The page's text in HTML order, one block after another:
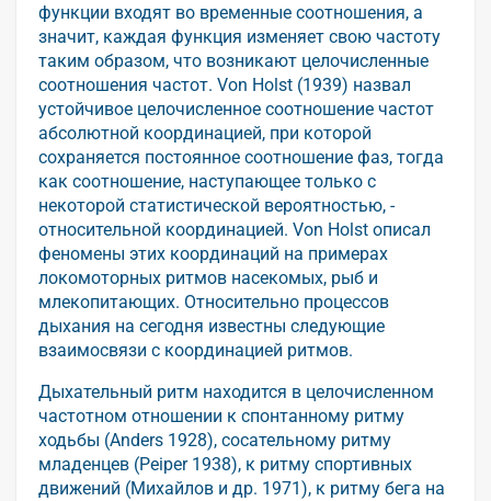
функции входят во временные соотношения, а
значит, каждая функция изменяет свою частоту
таким образом, что возникают целочисленные
соотношения частот. Von Holst (1939) назвал
устойчивое целочисленное соотношение частот
абсолютной координацией, при которой
сохраняется постоянное соотношение фаз, тогда
как соотношение, наступающее только с
некоторой статистической вероятностью, -
относительной координацией. Von Holst описал
феномены этих координаций на примерах
локомоторных ритмов насекомых, рыб и
млекопитающих. Относительно процессов
дыхания на сегодня известны следующие
взаимосвязи с координацией ритмов.
Дыхательный ритм находится в целочисленном
частотном отношении к спонтанному ритму
ходьбы (Anders 1928), сосательному ритму
младенцев (Peiper 1938), к ритму спортивных
движений (Михайлов и др. 1971), к ритму бега на